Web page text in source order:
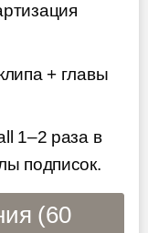
+ главы
1–2 раза в
подписок.
(60